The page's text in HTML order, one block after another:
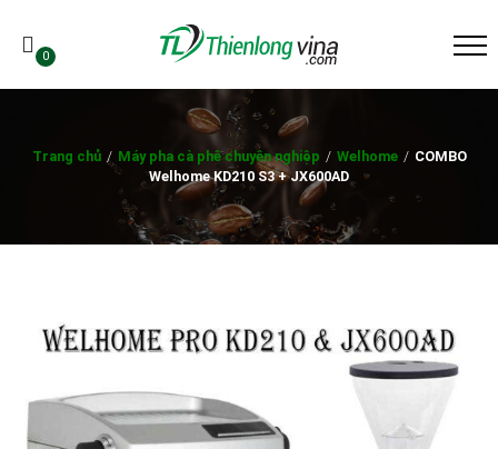
0
Trang chủ / Máy pha cà phê chuyên nghiệp / Welhome / COMBO
Welhome KD210 S3 + JX600AD